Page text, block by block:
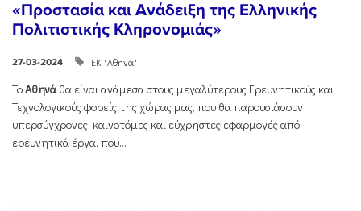
«Προστασία και Ανάδειξη της Ελληνικής
Πολιτιστικής Κληρονομιάς»
27-03-2024 ΕΚ "Αθηνά"
ΤοΑθηνάθα είναι ανάμεσα στους μεγαλύτερους Ερευνητικούς και
Τεχνολογικούς φορείς της χώρας μας, που θα παρουσιάσουν
υπερσύγχρονες, καινοτόμες και εύχρηστες εφαρμογές από
ερευνητικά έργα, που...